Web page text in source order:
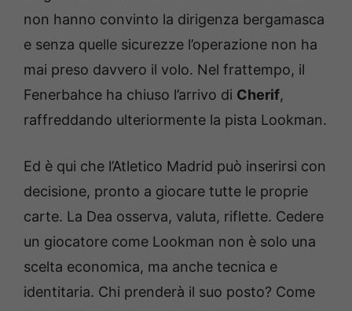
non hanno convinto la dirigenza bergamasca
e senza quelle sicurezze l’operazione non ha
mai preso davvero il volo. Nel frattempo, il
Fenerbahce ha chiuso l’arrivo di Cherif,
raffreddando ulteriormente la pista Lookman.
Ed è qui che l’Atletico Madrid può inserirsi con
decisione, pronto a giocare tutte le proprie
carte. La Dea osserva, valuta, riflette. Cedere
un giocatore come Lookman non è solo una
scelta economica, ma anche tecnica e
identitaria. Chi prenderà il suo posto? Come